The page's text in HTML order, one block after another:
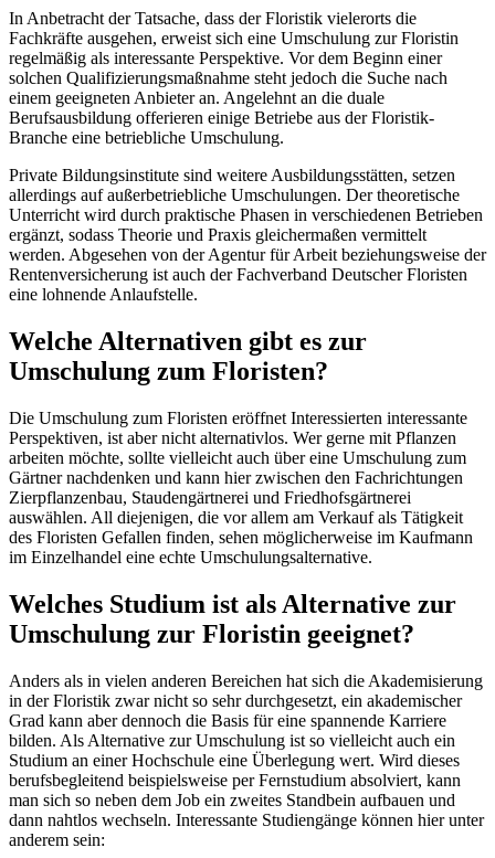
In Anbetracht der Tatsache, dass der Floristik vielerorts die
Fachkräfte ausgehen, erweist sich eine Umschulung zur Floristin
regelmäßig als interessante Perspektive. Vor dem Beginn einer
solchen Qualifizierungsmaßnahme steht jedoch die Suche nach
einem geeigneten Anbieter an. Angelehnt an die duale
Berufsausbildung offerieren einige Betriebe aus der Floristik-
Branche eine betriebliche Umschulung.
Private Bildungsinstitute sind weitere Ausbildungsstätten, setzen
allerdings auf außerbetriebliche Umschulungen. Der theoretische
Unterricht wird durch praktische Phasen in verschiedenen Betrieben
ergänzt, sodass Theorie und Praxis gleichermaßen vermittelt
werden. Abgesehen von der Agentur für Arbeit beziehungsweise der
Rentenversicherung ist auch der Fachverband Deutscher Floristen
eine lohnende Anlaufstelle.
Welche Alternativen gibt es zur
Umschulung zum Floristen?
Die Umschulung zum Floristen eröffnet Interessierten interessante
Perspektiven, ist aber nicht alternativlos. Wer gerne mit Pflanzen
arbeiten möchte, sollte vielleicht auch über eine Umschulung zum
Gärtner nachdenken und kann hier zwischen den Fachrichtungen
Zierpflanzenbau, Staudengärtnerei und Friedhofsgärtnerei
auswählen. All diejenigen, die vor allem am Verkauf als Tätigkeit
des Floristen Gefallen finden, sehen möglicherweise im Kaufmann
im Einzelhandel eine echte Umschulungsalternative.
Welches Studium ist als Alternative zur
Umschulung zur Floristin geeignet?
Anders als in vielen anderen Bereichen hat sich die Akademisierung
in der Floristik zwar nicht so sehr durchgesetzt, ein akademischer
Grad kann aber dennoch die Basis für eine spannende Karriere
bilden. Als Alternative zur Umschulung ist so vielleicht auch ein
Studium an einer Hochschule eine Überlegung wert. Wird dieses
berufsbegleitend beispielsweise per Fernstudium absolviert, kann
man sich so neben dem Job ein zweites Standbein aufbauen und
dann nahtlos wechseln. Interessante Studiengänge können hier unter
anderem sein: